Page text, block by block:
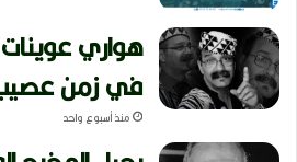
هواري
في زمن
منذ أسبوع واحد